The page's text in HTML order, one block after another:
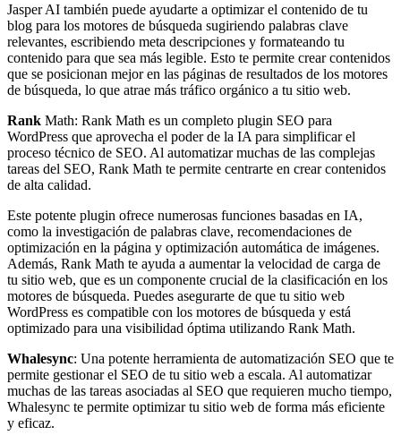
Jasper AI también puede ayudarte a optimizar el contenido de tu
blog para los motores de búsqueda sugiriendo palabras clave
relevantes, escribiendo meta descripciones y formateando tu
contenido para que sea más legible. Esto te permite crear contenidos
que se posicionan mejor en las páginas de resultados de los motores
de búsqueda, lo que atrae más tráfico orgánico a tu sitio web.
Rank Math: Rank Math es un completo plugin SEO para
WordPress que aprovecha el poder de la IA para simplificar el
proceso técnico de SEO. Al automatizar muchas de las complejas
tareas del SEO, Rank Math te permite centrarte en crear contenidos
de alta calidad.
Este potente plugin ofrece numerosas funciones basadas en IA,
como la investigación de palabras clave, recomendaciones de
optimización en la página y optimización automática de imágenes.
Además, Rank Math te ayuda a aumentar la velocidad de carga de
tu sitio web, que es un componente crucial de la clasificación en los
motores de búsqueda. Puedes asegurarte de que tu sitio web
WordPress es compatible con los motores de búsqueda y está
optimizado para una visibilidad óptima utilizando Rank Math.
Whalesync: Una potente herramienta de automatización SEO que te
permite gestionar el SEO de tu sitio web a escala. Al automatizar
muchas de las tareas asociadas al SEO que requieren mucho tiempo,
Whalesync te permite optimizar tu sitio web de forma más eficiente
y eficaz.